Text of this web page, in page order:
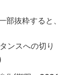
抜粋すると、
ンスへの切り